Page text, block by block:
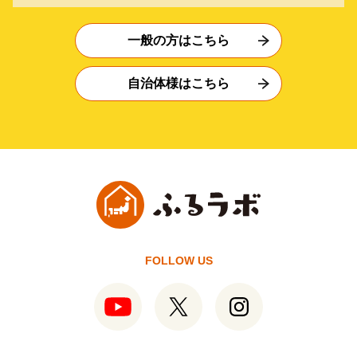
一般の方はこちら
自治体様はこちら
FOLLOW US